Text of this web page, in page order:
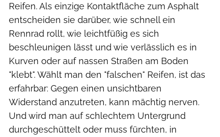
Reifen. Als einzige Kontaktfläche zum Asphalt
entscheiden sie darüber, wie schnell ein
Rennrad rollt, wie leichtfüßig es sich
beschleunigen lässt und wie verlässlich es in
Kurven oder auf nassen Straßen am Boden
"klebt". Wählt man den "falschen" Reifen, ist das
erfahrbar: Gegen einen unsichtbaren
Widerstand anzutreten, kann mächtig nerven.
Und wird man auf schlechtem Untergrund
durchgeschüttelt oder muss fürchten, in